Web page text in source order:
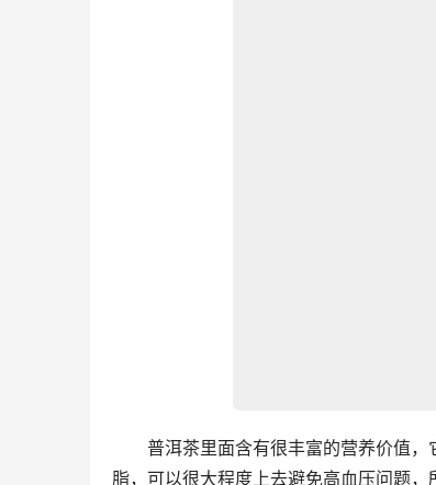
普洱茶里面含有很丰富的营养价值，
脂，可以很大程度上去避免高血压问题